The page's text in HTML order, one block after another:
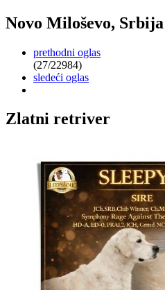
Novo Miloševo, Srbija
prethodni oglas
(27/22984)
sledeći oglas
Zlatni retriver